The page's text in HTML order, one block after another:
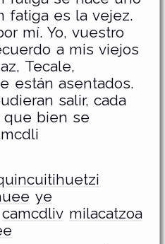
fatiga es la vejez.
mí. Yo, vuestro
a mis viejos
Tecale,
están asentados.
salir, cada
bien se
ye
camcdliv milacatzoa